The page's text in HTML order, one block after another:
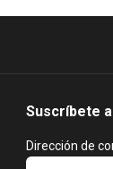
Suscríbete
Dirección de